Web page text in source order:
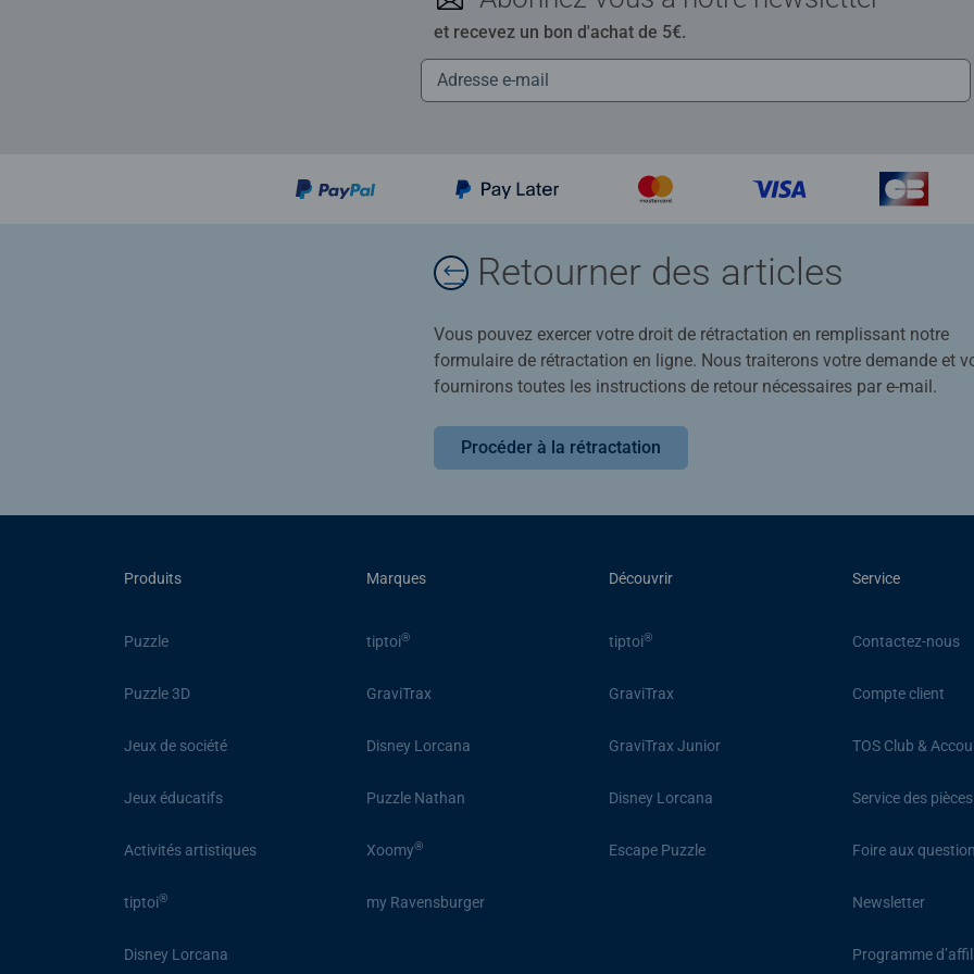
et recevez un bon d'achat de 5€.
Retourner des articles
Vous pouvez exercer votre droit de rétractation en remplissant notre
formulaire de rétractation en ligne. Nous traiterons votre demande et
fournirons toutes les instructions de retour nécessaires par e-mail.
Procéder à la rétractation
Produits
Puzzle
Puzzle 3D
Jeux de société
Jeux éducatifs
Activités artistiques
tiptoi®
Disney Lorcana
Marques
tiptoi®
GraviTrax
Disney Lorcana
Puzzle Nathan
Xoomy®
my Ravensburger
Découvrir
tiptoi®
GraviTrax
GraviTrax Junior
Disney Lorcana
Escape Puzzle
Service
Contactez-nous
Compte client
TOS Club &
Service des
Foire aux
Newsletter
Programme